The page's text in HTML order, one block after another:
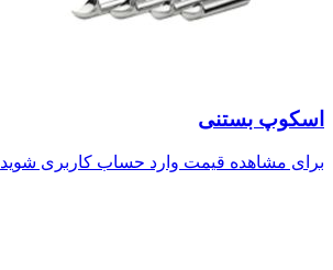
اسکوپ بستنی
برای مشاهده قیمت وارد حساب کاربری شوید